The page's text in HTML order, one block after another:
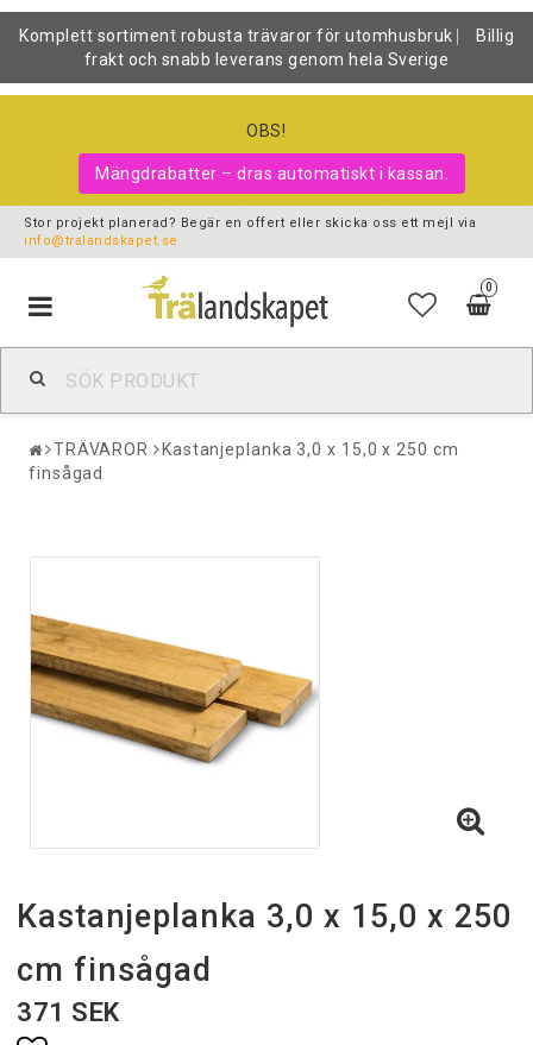
Komplett sortiment robusta trävaror för utomhusbruk ⎸ Billig
frakt och snabb leverans genom hela Sverige
OBS!
Mängdrabatter – dras automatiskt i kassan.
Stor projekt planerad? Begär en offert eller skicka oss ett mejl via
info@tralandskapet.se
0
Toggle
navigation
TRÄVAROR
Kastanjeplanka 3,0 x 15,0 x 250 cm
finsågad
Kastanjeplanka 3,0 x 15,0 x 250
cm finsågad
371 SEK